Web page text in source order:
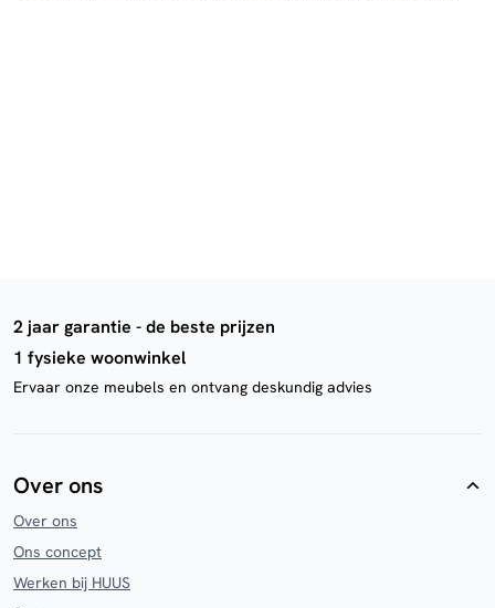
2 jaar garantie - de beste prijzen
1 fysieke woonwinkel
Ervaar onze meubels en ontvang deskundig advies
Over ons
Over ons
Ons concept
Werken bij HUUS